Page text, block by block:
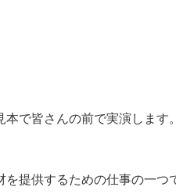
で皆さんの前で実演します。
を提供するための仕事の一つ